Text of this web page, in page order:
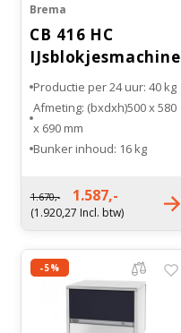
Brema
CB 416 HC
IJsblokjesmachine
RVS
Productie per 24 uur: 40 kg
Afmeting: (bxdxh)500 x 580
x 690 mm
Bunker inhoud: 16 kg
Gewicht: 52 kg
1.670,- 1.587,-
(1.920,27 Incl. btw)
-5%